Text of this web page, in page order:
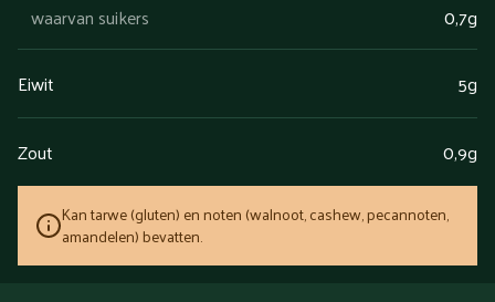
waarvan suikers 0,7g
Eiwit 5g
Zout 0,9g
Kan tarwe (gluten) en noten (walnoot, cashew, pecannoten,
amandelen) bevatten.